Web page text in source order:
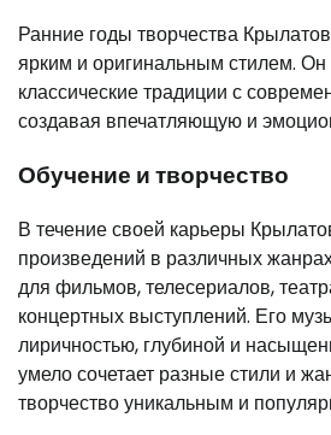
Ранние годы творчества
ярким и оригинальным стилем.
классические традиции с
создавая впечатляющую и
Обучение и творчество
В течение своей карьеры
произведений в различных
для фильмов, телесериалов,
концертных выступлений. Его
лиричностью, глубиной и
умело сочетает разные стили и
творчество уникальным и